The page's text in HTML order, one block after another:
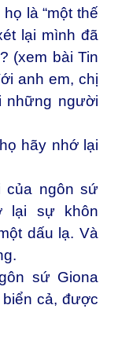
là “một thế
lại mình đã
(xem bài Tin
anh em, chị
những người
hãy nhớ lại
của ngôn sứ
lại sự khôn
dấu lạ. Và
sứ Giona
cả, được